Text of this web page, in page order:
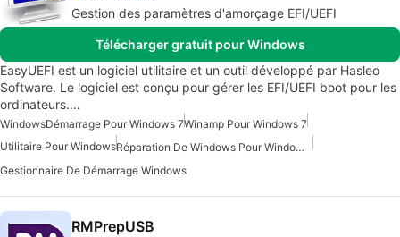
Gestion des paramètres d'amorçage EFI/UEFI
Télécharger gratuit pour Windows
EasyUEFI est un logiciel utilitaire et un outil développé par Hasleo
Software. Le logiciel est conçu pour gérer les EFI/UEFI boot pour les
ordinateurs.…
WindowsDémarrage Pour Windows 7Winamp Pour Windows 7
Utilitaire Pour Windows
Réparation De Windows Pour Windows 7
Gestionnaire De Démarrage Windows
RMPrepUSB